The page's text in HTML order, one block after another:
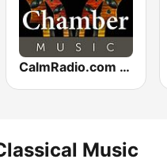
CalmRadio.com - Chamber Music
Music